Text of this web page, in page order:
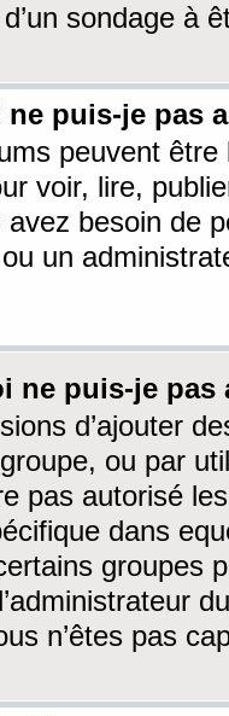
sondage à
puis-je pas
peuvent être
voir, lire,
avez besoin de
un
ne puis-je
d’ajouter
ou par
pas autorisé
dans
groupes
n’êtes pas